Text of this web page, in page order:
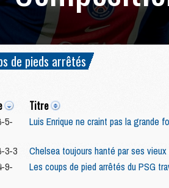
de pieds arrêtés
Titre
5-
Luis Enrique ne craint pas la grande
3-3
Chelsea toujours hanté par ses
9-
Les coups de pied arrêtés du PSG